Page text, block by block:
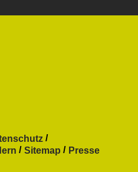
Sitemap Presse